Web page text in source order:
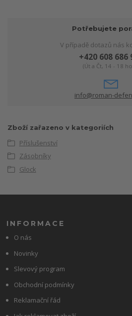
Potřebujete
V případě dotazů nás
+420 608 686
(Út a Čt, 14 - 18
info@roman-
Zboží zařazeno v kategoriích
Příslušenství
Zásobníky
Glock
INFORMACE
O nás
Novinky
Slevový program
Obchodní podmínky
Reklamační řád